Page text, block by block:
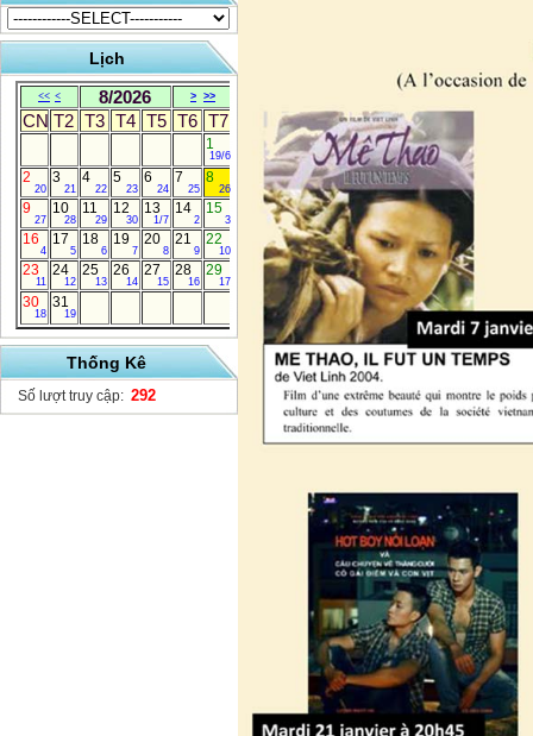
Lịch
<< < 8/2026 > >>
CN T2 T3 T4 T5 T6 T7
1
19/6
2
20
3
21
4
22
5
23
6
24
7
25
8
26
9
27
10
28
11
29
12
30
13
1/7
14
2
15
3
16
4
17
5
18
6
19
7
20
8
21
9
22
10
23
11
24
12
25
13
26
14
27
15
28
16
29
17
30
18
31
19
Thống Kê
Số lượt truy cập: 292